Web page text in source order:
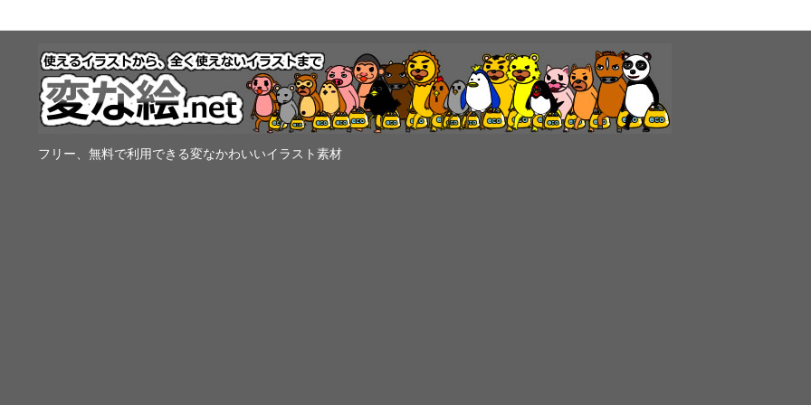
フリー、無料で利用できる変なかわいいイラスト素材